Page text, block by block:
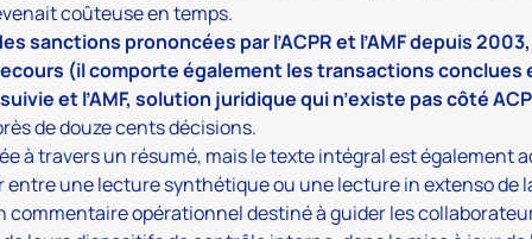
coûteuse en temps.
sanctions prononcées par l’ACPR et l’AMF depuis
(il comporte également les transactions conclues
et l’AMF, solution juridique qui n’existe pas côté
de douze cents décisions.
à travers un résumé, mais le texte intégral est également
entre une lecture synthétique ou une lecturein extensode
commentaire opérationnel destiné à guider les